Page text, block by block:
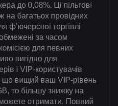
до 0,08%. Ці пільгові
на багатьох провідних
ф’ючерсної торгівлі
за часом
для певних
вигідно для
і VIP-користувачів
що вищий ваш VIP-рівень
то більшу знижку на
можете отримати. Повний